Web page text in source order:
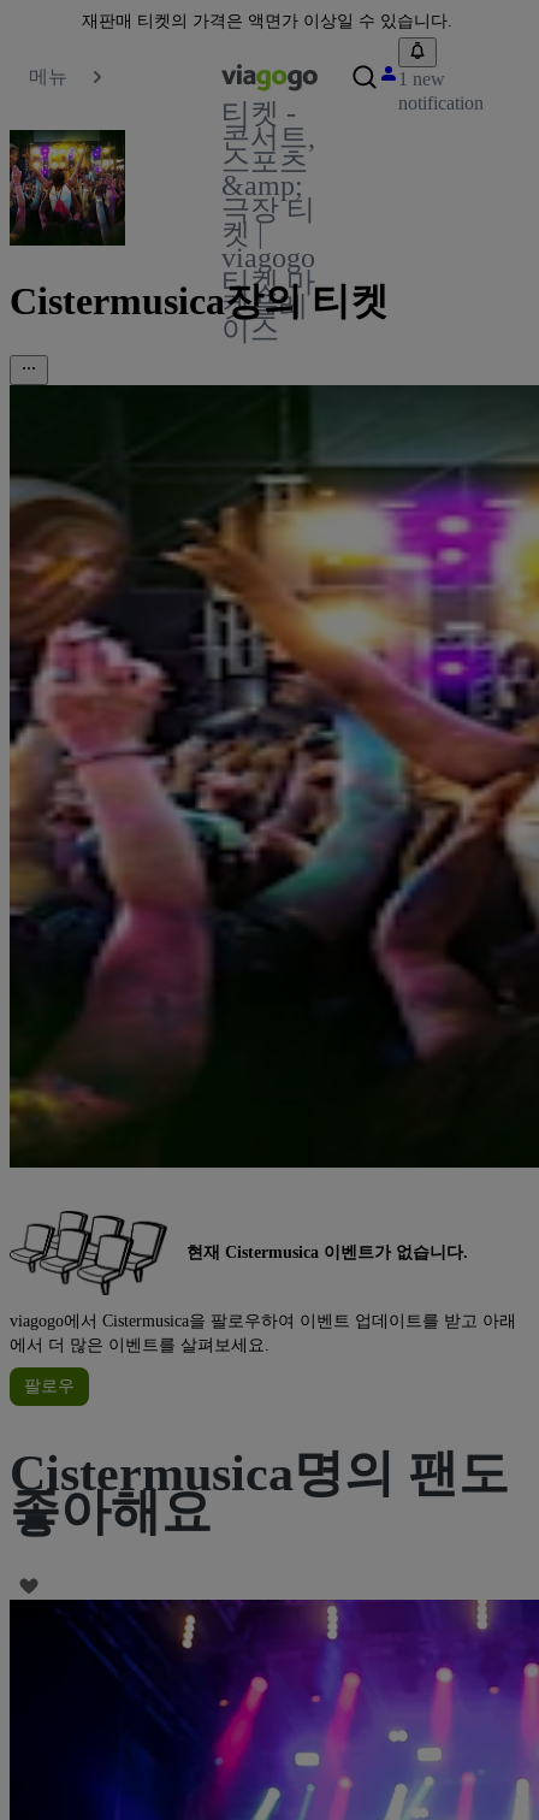
재판매 티켓의 가격은 액면가 이상일 수 있습니다.
메뉴
티켓 -
콘서트,
스포츠
&amp;
극장 티
켓 |
viagogo
티켓 마
켓플레
이스
1 new
notification
Cistermusica장의 티켓
현재 Cistermusica 이벤트가 없습니다.
viagogo에서 Cistermusica을 팔로우하여 이벤트 업데이트를 받고 아래
에서 더 많은 이벤트를 살펴보세요.
팔로우
Cistermusica명의 팬도
좋아해요